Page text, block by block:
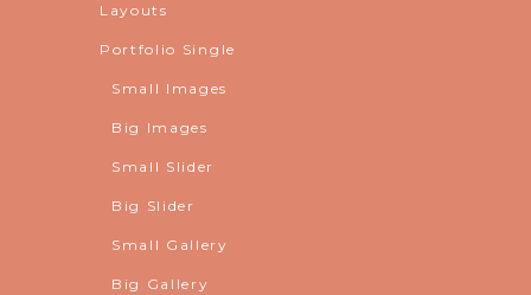
Layouts
Portfolio Single
Small Images
Big Images
Small Slider
Big Slider
Small Gallery
Big Gallery